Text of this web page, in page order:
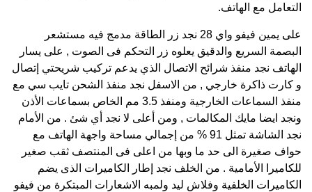
التعامل مع الهاتف.
على يمين فيفو واي 28 نجد زر الطاقة مدمج فيه مستشعر
البصمة السريع والدقيق يعلوه زر التحكم فى الصوت , على يسار
الهاتف نجد منفذ شرائح الاتصال الذي يدعم تركيب شريحتي إتصال
و كارت ذاكرة خارجي , من الاسفل نجد منفذ الشحن تايب سي مع
منفذ السماعات الخارجية ومنفذ 3.5 مم الخاص بسماعات الأذن
ونجد ايضا مايك المكالمات , ومن أعلى لا نجد أي شئ . من الأمام
نجد الشاشة تمثل 91 % من إجمالي مساحة واجهة الهاتف مع
حواف صغيرة الى حد ما وبها من اعلى فى المنتصف ثقب صغير
للكاميرا الأمامية . من الخلف نجد إطار الكاميرات الذى يضم
الكاميرات الخلفية وفلاش ليد ولمبه الاشعارات المبتكرة من فيفو